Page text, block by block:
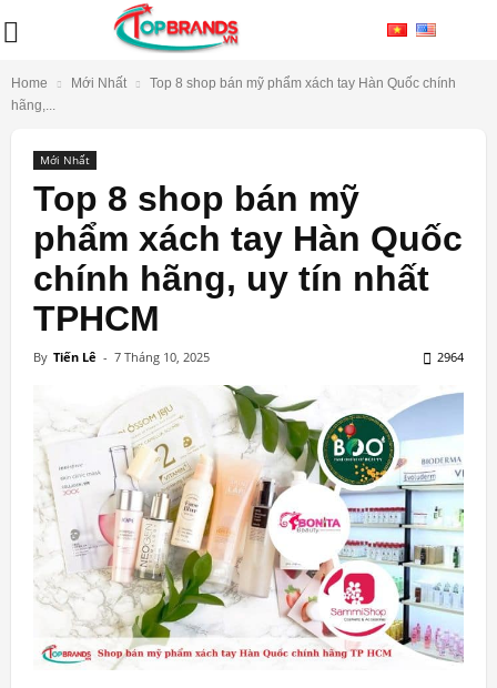
Home Mới Nhất
Top 8 shop bán mỹ phẩm xách tay Hàn Quốc chính
hãng,...
Mới Nhất
Top 8 shop bán mỹ
phẩm xách tay Hàn Quốc
chính hãng, uy tín nhất
TPHCM
By Tiến Lê - 7 Tháng 10, 2025 2964